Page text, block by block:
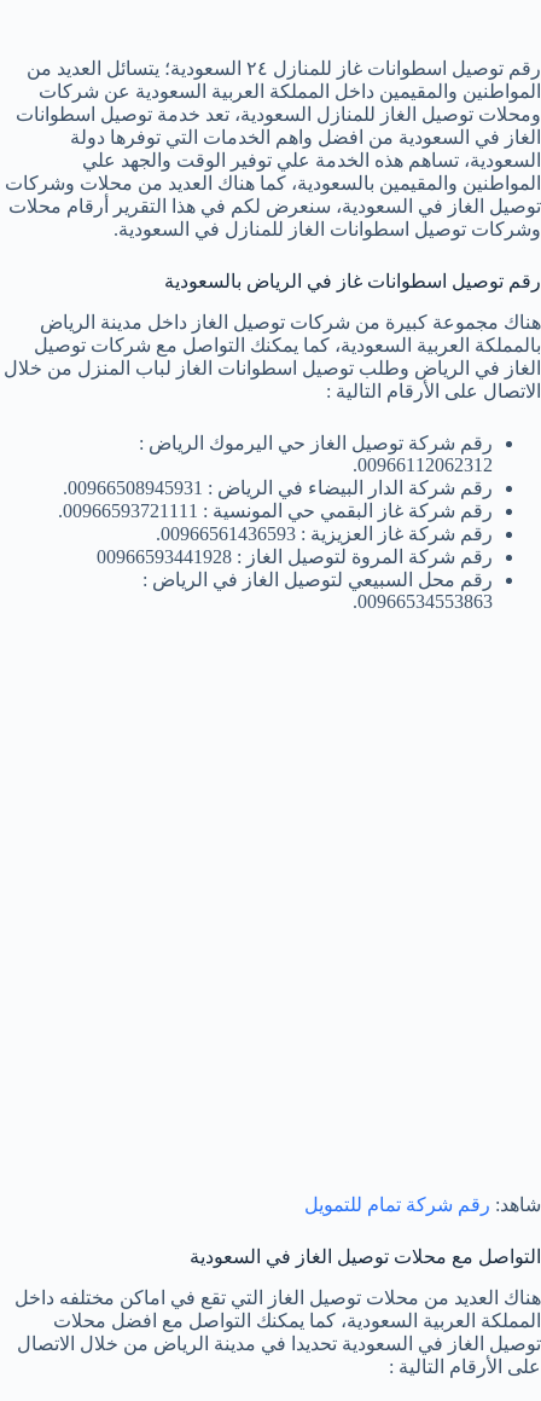
رقم توصيل اسطوانات غاز للمنازل ٢٤ السعودية؛ يتسائل العديد من
المواطنين والمقيمين داخل المملكة العربية السعودية عن شركات
ومحلات توصيل الغاز للمنازل السعودية، تعد خدمة توصيل اسطوانات
الغاز في السعودية من افضل واهم الخدمات التي توفرها دولة
السعودية، تساهم هذه الخدمة علي توفير الوقت والجهد علي
المواطنين والمقيمين بالسعودية، كما هناك العديد من محلات وشركات
توصيل الغاز في السعودية، سنعرض لكم في هذا التقرير أرقام محلات
وشركات توصيل اسطوانات الغاز للمنازل في السعودية.
رقم توصيل اسطوانات غاز في الرياض بالسعودية
هناك مجموعة كبيرة من شركات توصيل الغاز داخل مدينة الرياض
بالمملكة العربية السعودية، كما يمكنك التواصل مع شركات توصيل
الغاز في الرياض وطلب توصيل اسطوانات الغاز لباب المنزل من خلال
الاتصال على الأرقام التالية :
رقم شركة توصيل الغاز حي اليرموك الرياض :
00966112062312.
رقم شركة الدار البيضاء في الرياض : 00966508945931.
رقم شركة غاز البقمي حي المونسية : 00966593721111.
رقم شركة غاز العزيزية : 00966561436593.
رقم شركة المروة لتوصيل الغاز : 00966593441928
رقم محل السبيعي لتوصيل الغاز في الرياض :
00966534553863.
شاهد: رقم شركة تمام للتمويل
التواصل مع محلات توصيل الغاز في السعودية
هناك العديد من محلات توصيل الغاز التي تقع في اماكن مختلفه داخل
المملكة العربية السعودية، كما يمكنك التواصل مع افضل محلات
توصيل الغاز في السعودية تحديدا في مدينة الرياض من خلال الاتصال
على الأرقام التالية :